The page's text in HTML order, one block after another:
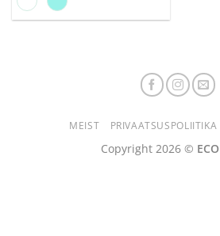
MEIST PRIVAATSUSPOLIITIKA
Copyright 2026 ©